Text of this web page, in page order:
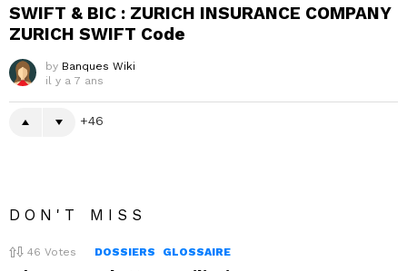
SWIFT & BIC : ZURICH INSURANCE COMPANY
ZURICH SWIFT Code
by Banques Wiki
il y a 7 ans
46
DON'T MISS
46 Votes DOSSIERS GLOSSAIRE